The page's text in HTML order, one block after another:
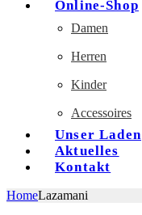
Online-Shop
Damen
Herren
Kinder
Accessoires
Unser Laden
Aktuelles
Kontakt
HomeLazamani